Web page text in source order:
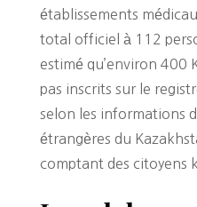
établissements
total officiel à 112
estimé qu’environ 400
pas inscrits sur le
selon les informations
étrangères du
comptant des citoyens